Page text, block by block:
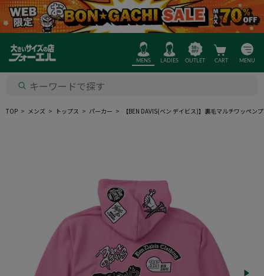
MENS LADIES OUTLET CART MENU
TOP メンズ トップス パーカー 【BEN DAVIS(ベン デイビス)】裏毛マルチワッペ